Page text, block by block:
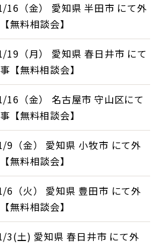
16（金） 愛知県 半田市 にて外
無料相談会】
19（月） 愛知県 春日井市 にて
【無料相談会】
16（金） 名古屋市 守山区にて
【無料相談会】
9（金） 愛知県 小牧市 にて外
無料相談会】
6（火） 愛知県 豊田市 にて外
無料相談会】
3(土) 愛知県 春日井市 にて外